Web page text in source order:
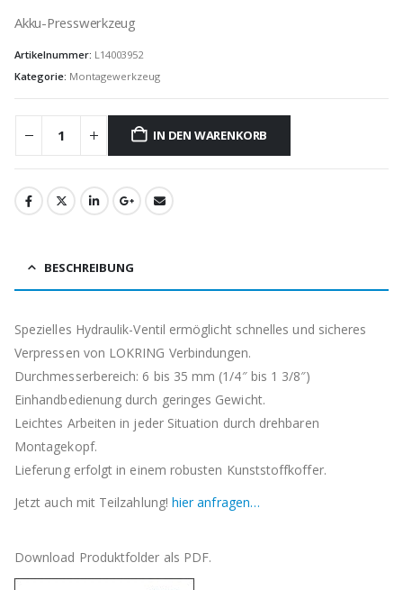
war:
Akku-Presswerkzeug
Artikelnummer: L14003952
Kategorie: Montagewerkzeug
IN DEN WARENKORB
BESCHREIBUNG
Spezielles Hydraulik-Ventil ermöglicht schnelles und sicheres
Verpressen von LOKRING Verbindungen.
Durchmesserbereich: 6 bis 35 mm (1/4″ bis 1 3/8″)
Einhandbedienung durch geringes Gewicht.
Leichtes Arbeiten in jeder Situation durch drehbaren
Montagekopf.
Lieferung erfolgt in einem robusten Kunststoffkoffer.
Jetzt auch mit Teilzahlung! hier anfragen…
Download Produktfolder als PDF.